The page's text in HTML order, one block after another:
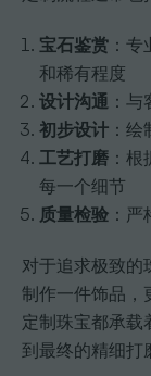
宝石鉴赏 ：
和稀有程度
设计沟通 ：
初步设计 ：
工艺打磨 ：根
每一个细节
质量检验 ：
对于追求极致的
制作一件饰品，
定制珠宝都承载
到最终的精细打